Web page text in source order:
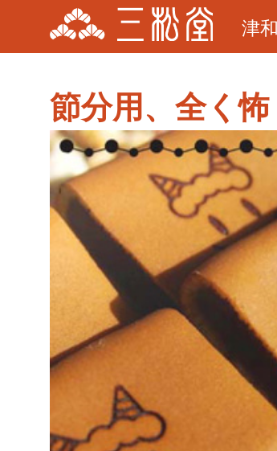
津
節分用、全く